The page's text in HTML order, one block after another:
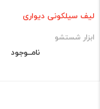
لیف سیلکونی دیواری
ابزار شستشو
نامــوجود